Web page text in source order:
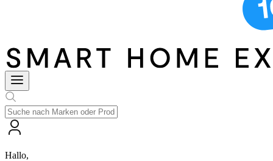
Hallo,